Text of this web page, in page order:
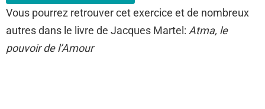
Vous pourrez retrouver cet exercice et de nombreux
autres dans le livre de Jacques Martel: Atma, le
pouvoir de l’Amour